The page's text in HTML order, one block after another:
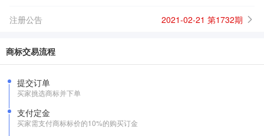
注册公告 2021-02-21 第1732期
商标交易流程
提交订单
买家挑选商标并下单
支付定金
买家需支付商标标价的10%的购买订金